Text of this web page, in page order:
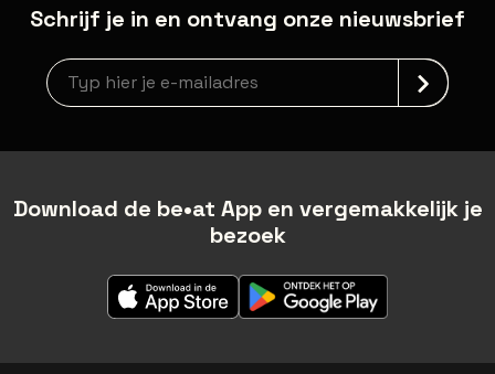
Schrijf je in en ontvang onze nieuwsbrief
Nieuwsbrief aanmelding
Download de be•at App en vergemakkelijk je
bezoek